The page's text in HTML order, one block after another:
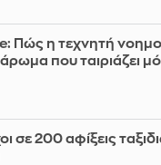
Πώς η τεχνητή
που ταιριάζει
σε 200 αφίξεις